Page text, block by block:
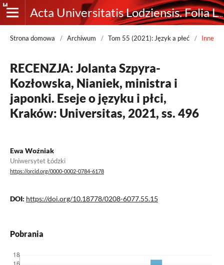
Acta Universitatis Lodziensis. Folia Linguistica
Strona domowa / Archiwum / Tom 55 (2021): Język a płeć / Inne
RECENZJA: Jolanta Szpyra-
Kozłowska, Nianiek, ministra i
japonki. Eseje o języku i płci,
Kraków: Universitas, 2021, ss. 496
Ewa Woźniak
Uniwersytet Łódzki
https://orcid.org/0000-0002-0784-6178
DOI: https://doi.org/10.18778/0208-6077.55.15
Pobrania